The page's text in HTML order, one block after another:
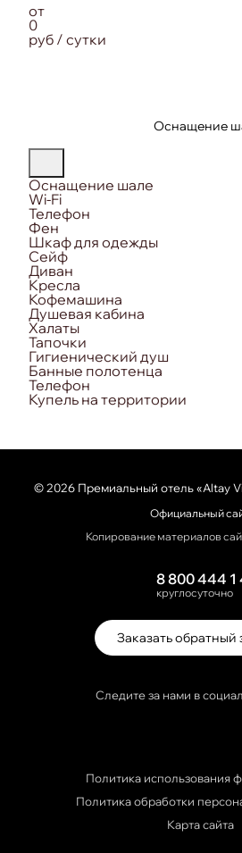
от
0
руб / сутки
Оснащение
Оснащение шале
Wi-Fi
Телефон
Фен
Шкаф для одежды
Сейф
Диван
Кресла
Кофемашина
Душевая кабина
Халаты
Тапочки
Гигиенический душ
Банные полотенца
Телефон
Купель на территории
© 2026 Премиальный отель «Altay
Официальный
Копирование материалов
8 800 444 1
круглосуточно
Заказать обратный
Следите за нами в
Политика использования
Политика обработки
Карта сайта